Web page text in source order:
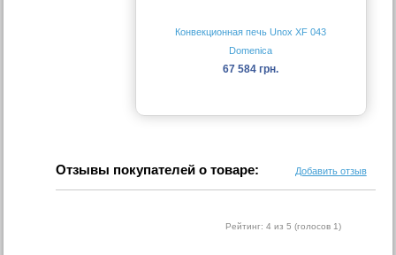
Конвекционная печь Unox XF 043
Domenica
67 584 грн.
Отзывы покупателей о товаре: Добавить отзыв
Рейтинг: 4 из 5 (голосов 1)